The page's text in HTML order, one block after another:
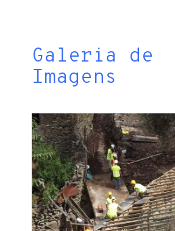
Galeria de
Imagens